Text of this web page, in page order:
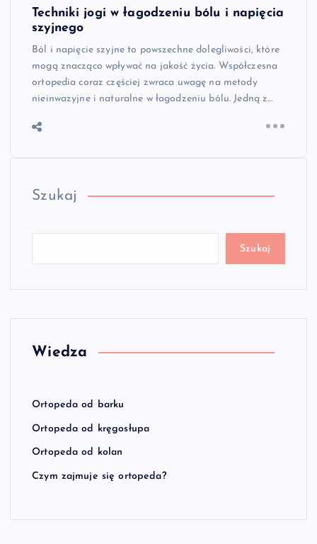
Techniki jogi w łagodzeniu bólu i napięcia
szyjnego
Ból i napięcie szyjne to powszechne dolegliwości, które
mogą znacząco wpływać na jakość życia. Współczesna
ortopedia coraz częściej zwraca uwagę na metody
nieinwazyjne i naturalne w łagodzeniu bólu. Jedną z…
Szukaj
Szukaj
Wiedza
Ortopeda od barku
Ortopeda od kręgosłupa
Ortopeda od kolan
Czym zajmuje się ortopeda?